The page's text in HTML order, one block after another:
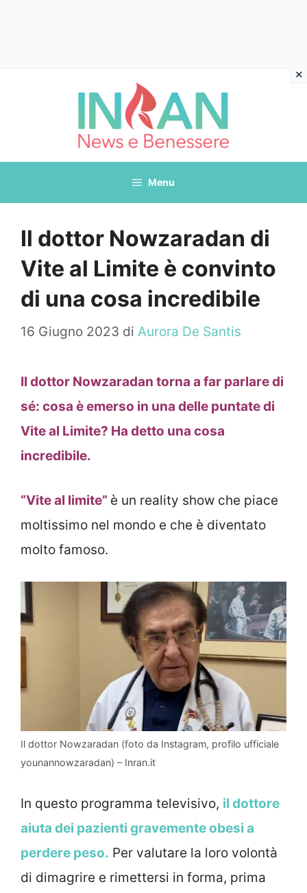
Menu
Il dottor Nowzaradan di
Vite al Limite è convinto
di una cosa incredibile
16 Giugno 2023 di Aurora De Santis
Il dottor Nowzaradan torna a far parlare di
sé: cosa è emerso in una delle puntate di
Vite al Limite? Ha detto una cosa
incredibile.
“Vite al limite” è un reality show che piace
moltissimo nel mondo e che è diventato
molto famoso.
Il dottor Nowzaradan (foto da Instagram, profilo ufficiale
younannowzaradan) – Inran.it
In questo programma televisivo, il dottore
aiuta dei pazienti gravemente obesi a
perdere peso. Per valutare la loro volontà
di dimagrire e rimettersi in forma, prima